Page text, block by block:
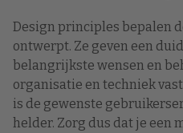
Design principles bepalen
ontwerpt. Ze geven een
belangrijkste wensen en
organisatie en techniek
is de gewenste
helder. Zorg dus dat je een